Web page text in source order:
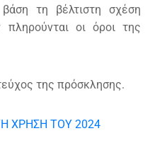
τη βέλτιστη σχέση
πληρούνται οι όροι της
της πρόσκλησης.
ΧΡΗΣΗ ΤΟΥ 2024